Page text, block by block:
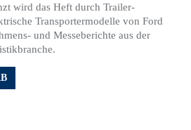
wird das Heft durch Trailer-
Transportermodelle von Ford
und Messeberichte aus der